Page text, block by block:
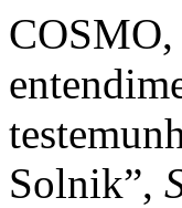
Solnik”,